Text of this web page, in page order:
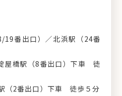
19番出口）／北浜駅（24番
屋橋駅（8番出口）下車 徒
（2番出口）下車 徒歩５分